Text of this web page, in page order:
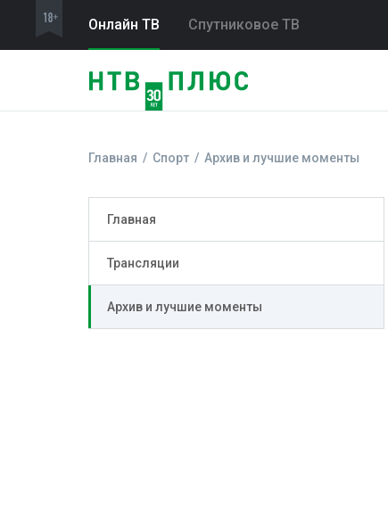
Онлайн ТВ Спутниковое ТВ
Главная Спорт Архив и лучшие моменты
Главная
Трансляции
Архив и лучшие моменты